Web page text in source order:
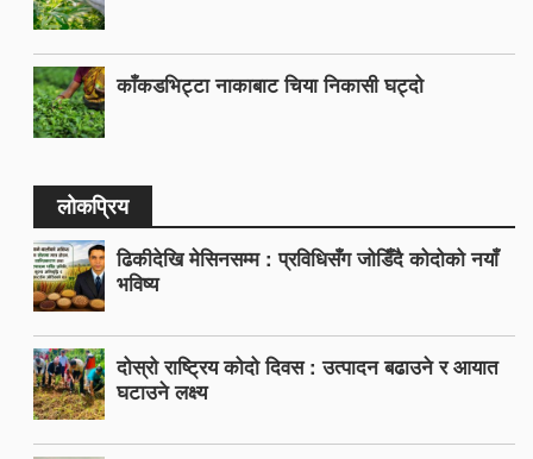
काँकडभिट्टा नाकाबाट चिया निकासी घट्दो
लोकप्रिय
ढिकीदेखि मेसिनसम्म : प्रविधिसँग जोडिँदै कोदोको नयाँ
भविष्य
दोस्रो राष्ट्रिय कोदो दिवस : उत्पादन बढाउने र आयात
घटाउने लक्ष्य